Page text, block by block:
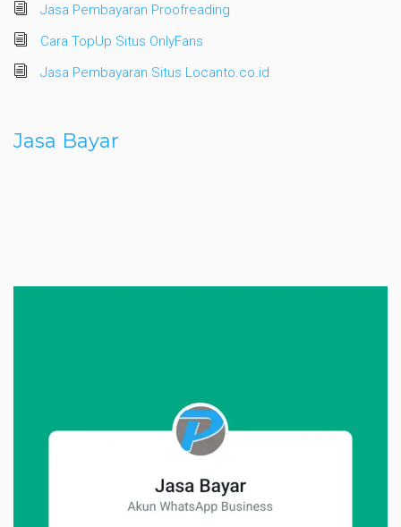
Jasa Pembayaran Proofreading
Cara TopUp Situs OnlyFans
Jasa Pembayaran Situs Locanto.co.id
Jasa Bayar